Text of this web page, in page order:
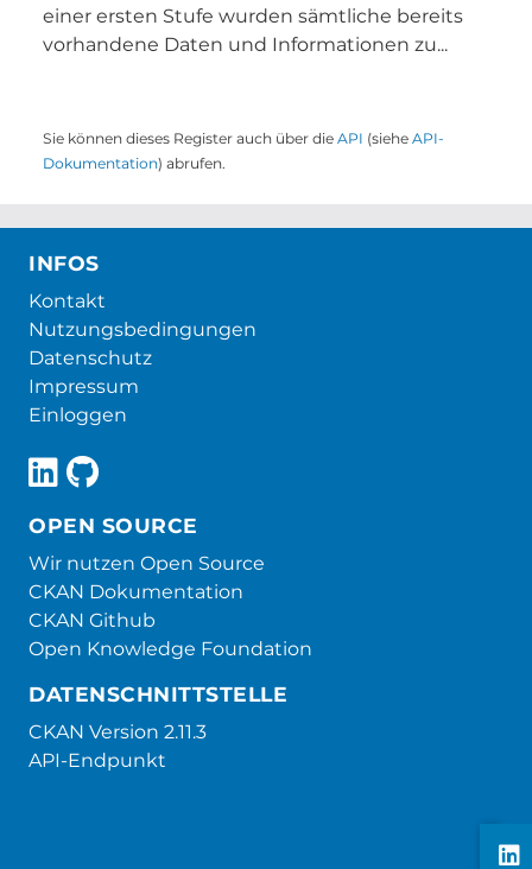
einer ersten Stufe wurden sämtliche bereits
vorhandene Daten und Informationen zu...
Sie können dieses Register auch über die API (siehe API-
Dokumentation) abrufen.
INFOS
Kontakt
Nutzungsbedingungen
Datenschutz
Impressum
Einloggen
OPEN SOURCE
Wir nutzen Open Source
CKAN Dokumentation
CKAN Github
Open Knowledge Foundation
DATENSCHNITTSTELLE
CKAN Version 2.11.3
API-Endpunkt